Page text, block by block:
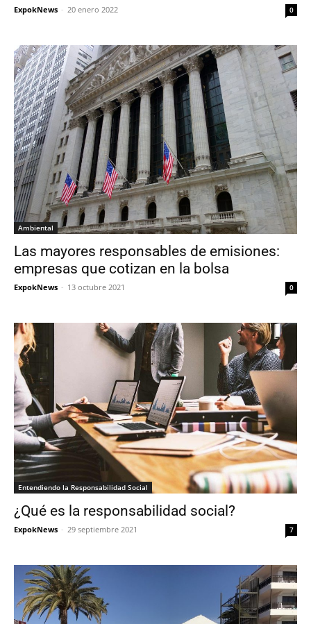
ExpokNews - 20 enero 2022 0
Ambiental
Las mayores responsables de emisiones:
empresas que cotizan en la bolsa
ExpokNews - 13 octubre 2021 0
Entendiendo la Responsabilidad Social
¿Qué es la responsabilidad social?
ExpokNews - 29 septiembre 2021 7